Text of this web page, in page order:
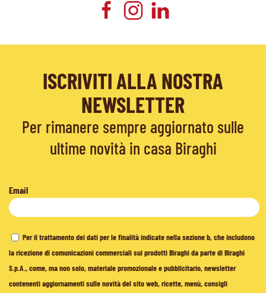
ISCRIVITI ALLA NOSTRA
NEWSLETTER
Per rimanere sempre aggiornato sulle
ultime novità in casa Biraghi
Email
Per il trattamento dei dati per le finalità indicate nella sezione b, che includono
la ricezione di comunicazioni commerciali sui prodotti Biraghi da parte di Biraghi
S.p.A., come, ma non solo, materiale promozionale e pubblicitario, newsletter
contenenti aggiornamenti sulle novità del sito web, ricette, menù, consigli